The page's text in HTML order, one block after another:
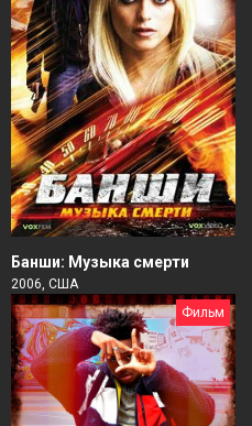
Банши: Музыка смерти
2006, США
Фильм